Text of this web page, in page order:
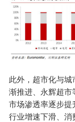
此外，超市化与城
渐推进、永辉超市
市场渗透率逐步提
行业增速下滑、消